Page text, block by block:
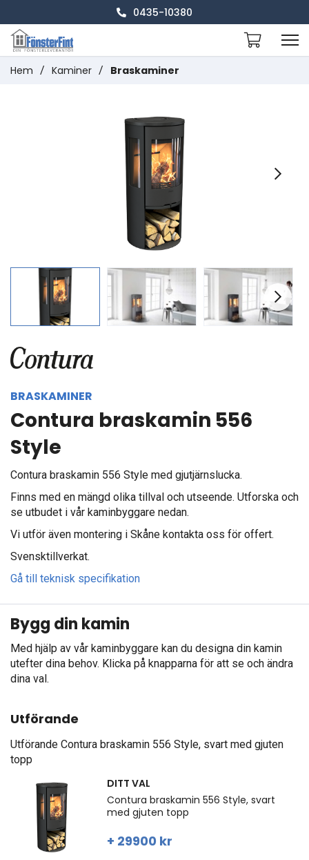
0435-10380
Hem / Kaminer / Braskaminer
Next
BRASKAMINER
Contura braskamin 556
Style
Contura braskamin 556 Style med gjutjärnslucka.
Finns med en mängd olika tillval och utseende. Utforska och
se utbudet i vår kaminbyggare nedan.
Vi utför även montering i Skåne kontakta oss för offert.
Svensktillverkat.
Gå till teknisk specifikation
Bygg din kamin
Med hjälp av vår kaminbyggare kan du designa din kamin
utefter dina behov. Klicka på knapparna för att se och ändra
dina val.
Utförande
Utförande Contura braskamin 556 Style, svart med gjuten
topp
DITT VAL
Contura braskamin 556 Style, svart
med gjuten topp
+ 29900 kr